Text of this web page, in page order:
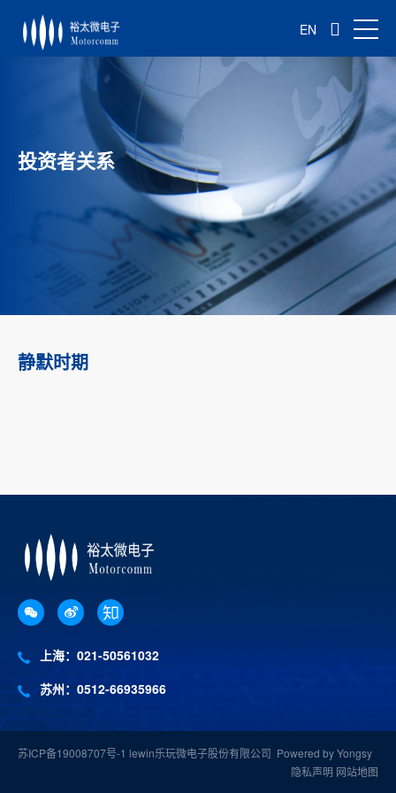
EN
投资者关系
静默时期
上海：021-50561032
苏州：0512-66935966
苏ICP备19008707号-1 lewin乐玩微电子股份有限公司 Powered by Yongsy
隐私声明 网站地图